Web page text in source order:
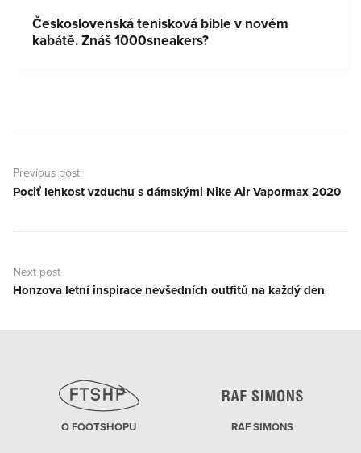
Československá tenisková bible v novém
kabátě. Znáš 1000sneakers?
pro
příspěvek
Previous post
Previous
Pociť lehkost vzduchu s dámskými Nike Air Vapormax 2020
Next post
Next
Honzova letní inspirace nevšedních outfitů na každý den
O FOOTSHOPU RAF SIMONS